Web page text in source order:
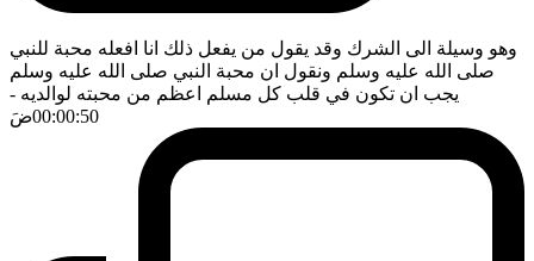
وهو وسيلة الى الشرك وقد يقول من يفعل ذلك انا افعله محبة للنبي
صلى الله عليه وسلم ونقول ان محبة النبي صلى الله عليه وسلم
يجب ان تكون في قلب كل مسلم اعظم من محبته لوالديه -
00:00:50ضَ